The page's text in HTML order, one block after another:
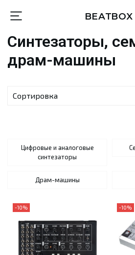
BEATBOX
Синтезаторы,
драм-машины
Цифровые и аналоговые
синтезаторы
Драм-машины
-10% -10%